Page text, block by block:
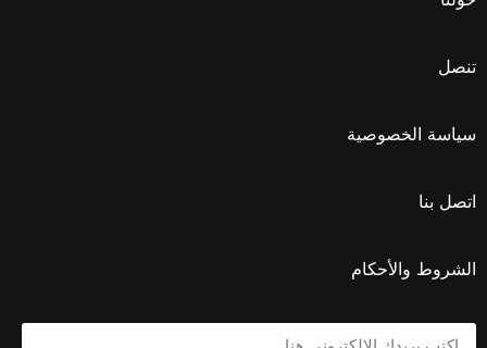
تنصل
سياسة الخصوصية
اتصل بنا
الشروط والأحكام